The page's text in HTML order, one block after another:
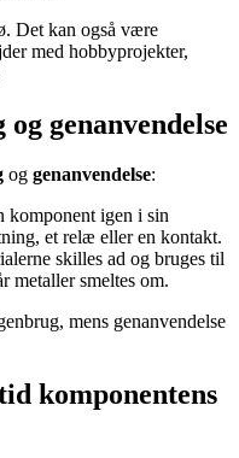
Det kan også være
med hobbyprojekter,
genanvendelse
og genanvendelse:
komponent igen i sin
et relæ eller en kontakt.
skilles ad og bruges til
metaller smeltes om.
mens genanvendelse
komponentens